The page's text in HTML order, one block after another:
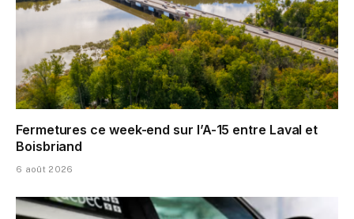
Fermetures ce week-end sur l’A-15 entre Laval et
Boisbriand
6 août 2026